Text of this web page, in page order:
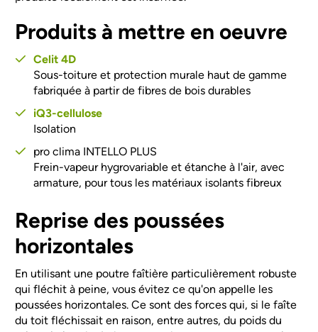
Produits à mettre en oeuvre
Celit 4D
Sous-toiture et protection murale haut de gamme
fabriquée à partir de fibres de bois durables
iQ3-cellulose
Isolation
pro clima INTELLO PLUS
Frein-vapeur hygrovariable et étanche à l'air, avec
armature, pour tous les matériaux isolants fibreux
Reprise des poussées
horizontales
En utilisant une poutre faîtière particulièrement robuste
qui fléchit à peine, vous évitez ce qu'on appelle les
poussées horizontales. Ce sont des forces qui, si le faîte
du toit fléchissait en raison, entre autres, du poids du